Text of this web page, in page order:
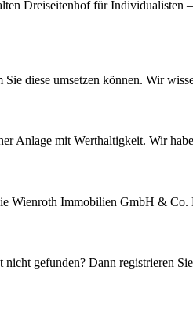
Dreiseitenhof für
diese umsetzen können. Wir
Anlage mit Werthaltigkeit. Wir
Wienroth Immobilien GmbH &
gefunden? Dann registrieren